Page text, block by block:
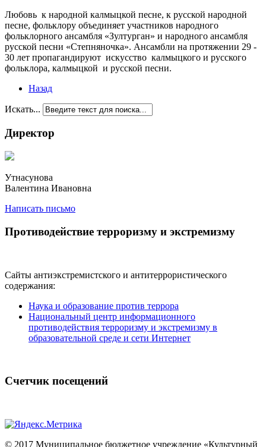
Любовь к народной калмыцкой песне, к русской народной
песне, фольклору объединяет участников народного
фольклорного ансамбля «Зултурган» и народного ансамбля
русской песни «Степняночка». Ансамбли на протяжении 29 -
30 лет пропагандируют искусство калмыцкого и русского
фольклора, калмыцкой и русской песни.
Назад
Искать...
Директор
Утнасунова
Валентина Ивановна
Написать письмо
Противодействие терроризму и экстремизму
Сайты антиэкстремистского и антитеррористического
содержания:
Наука и образование против террора
Национальный центр информационного
противодействия терроризму и экстремизму в
образовательной среде и сети Интернет
Счетчик посещений
© 2017 Муниципальное бюджетное учреждение «Культурный